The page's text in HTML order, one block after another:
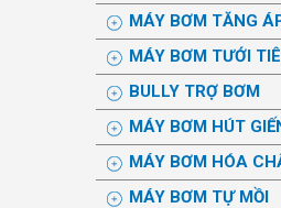
MÁY BƠM TĂNG
MÁY BƠM TƯỚI
BULLY TRỢ BƠM
MÁY BƠM HÚT
MÁY BƠM HÓA
MÁY BƠM TỰ MỒI